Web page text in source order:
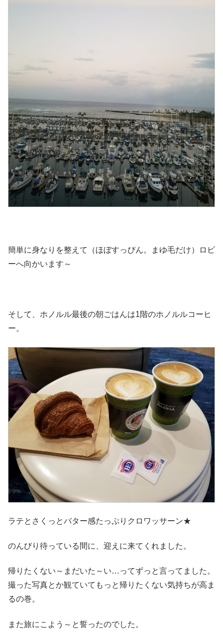
簡単に身なりを整えて（ほぼすっぴん。まゆ毛だけ）ロビ
ーへ向かいます～
そして、ホノルル最後の朝ごはんは1階のホノルルコーヒ
ー。
ラテとさくっとバター感たっぷりクロワッサーン★
のんびり待っている間に、迎えに来てくれました。
帰りたくない～まだいた～い…ってずっと言ってました。
撮った写真とか観ていてもっと帰りたくない気持ちが高ま
るの巻。
また旅にこよう～と誓ったのでした。